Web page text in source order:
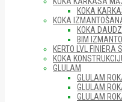
KOKA
KOKA
KOKA
BIM
KERTO LVL
KOKA
GLULAM
GLULAM
GLULAM
GLULAM